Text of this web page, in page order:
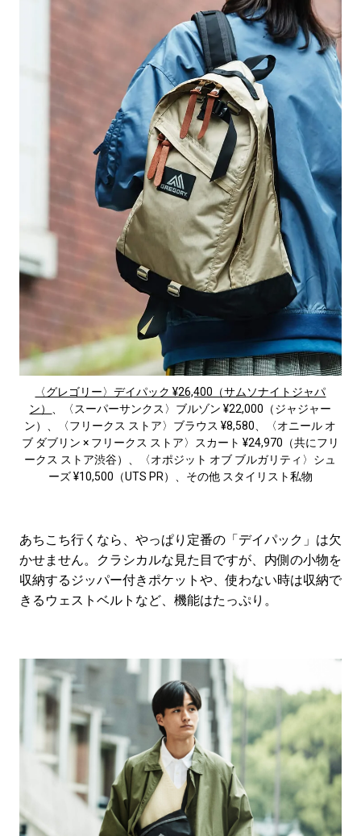
〈グレゴリー〉デイパック ¥26,400（サムソナイトジャパ
ン）
、〈スーパーサンクス〉ブルゾン ¥22,000（ジャジャー
ン）、〈フリークス ストア〉ブラウス ¥8,580、〈オニール オ
ブ ダブリン × フリークス ストア〉スカート ¥24,970（共にフリ
ークス ストア渋谷）、〈オポジット オブ ブルガリティ〉シュ
ーズ ¥10,500（UTS PR）、その他 スタイリスト私物
あちこち行くなら、やっぱり定番の「デイパック」は欠
かせません。クラシカルな見た目ですが、内側の小物を
収納するジッパー付きポケットや、使わない時は収納で
きるウェストベルトなど、機能はたっぷり。